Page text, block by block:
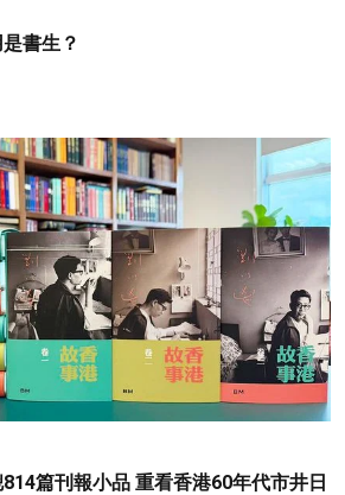
書生？
篇刊報小品 重看香港60年代市井日